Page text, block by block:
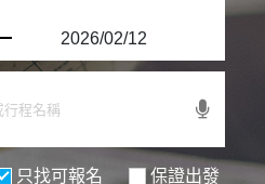
2515-1218
只找可報名 保證出發